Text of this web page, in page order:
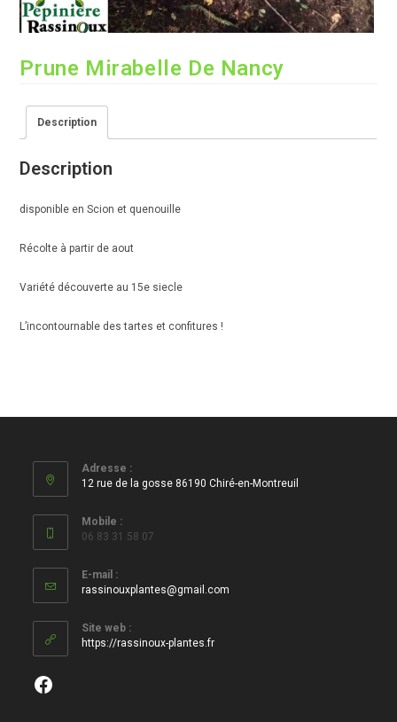
Prune Mirabelle De Nancy
Description
Description
disponible en Scion et quenouille
Récolte à partir de aout
Variété découverte au 15e siecle
L’incontournable des tartes et confitures !
Adresse :
12 rue de la gosse 86190 Chiré-en-Montreuil
Mobile :
06 83 31 58 07
E-mail :
rassinouxplantes@gmail.com
Site web :
https://rassinoux-plantes.fr
Facebook